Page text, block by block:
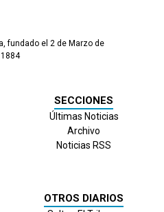
fundado el 2 de Marzo de
1884
SECCIONES
Últimas Noticias
Archivo
Noticias RSS
OTROS DIARIOS